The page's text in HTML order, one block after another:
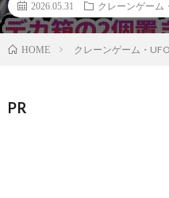
2026.05.31 クレーンゲーム
HOME クレーンゲーム・
PR